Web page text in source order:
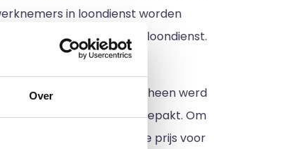
Over
in loondienst worden
met werknemers in loondienst.
Veel werk wat voorheen werd
door zelfstandigen opgepakt. Om
de concurrentie. Ook de prijs voor